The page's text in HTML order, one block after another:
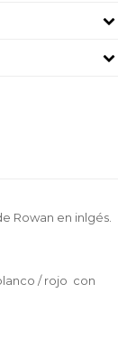
Rowan en inlgés.
/ rojo con